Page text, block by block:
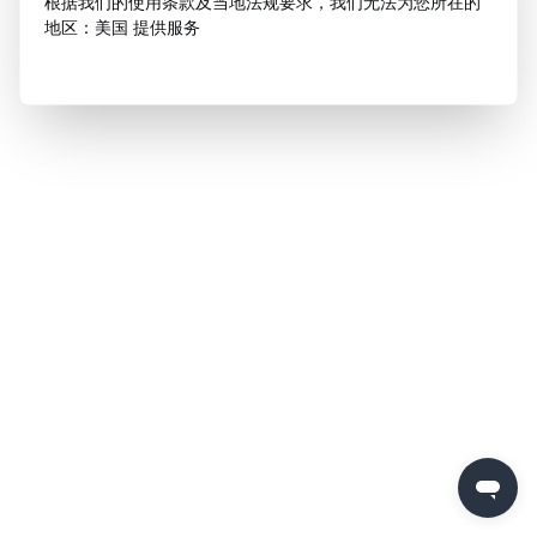
地区：美国 提供服务